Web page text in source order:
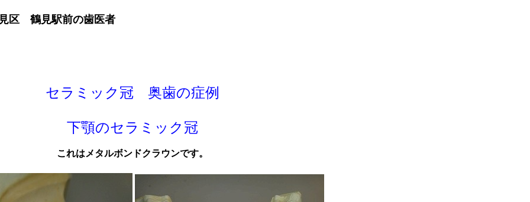
区 鶴見駅前の歯医者
セラミック冠 奥歯の症例
下顎のセラミック冠
これはメタルボンドクラウンです。